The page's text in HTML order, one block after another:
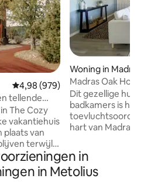
Gemiddelde beoordeling van
4,98 (979)
tellende
The Cozy
vakantiehuis
plaats van
terwijl
van onze
die
een plek om
Woning in Madras
Madras Oak
Dit gezellige huis
badkamers is het
toevluchtsoord
hart van Madras. Volledige toegang tot
van een uitzicht
rijafstanden naar
restaurants,
in
in Metolius